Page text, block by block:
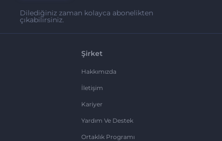
Dilediğiniz zaman kolayca abonelikten
çıkabilirsiniz.
Şirket
Hakkımızda
İletişim
Kariyer
Yardım Ve Destek
Ortaklık Programı